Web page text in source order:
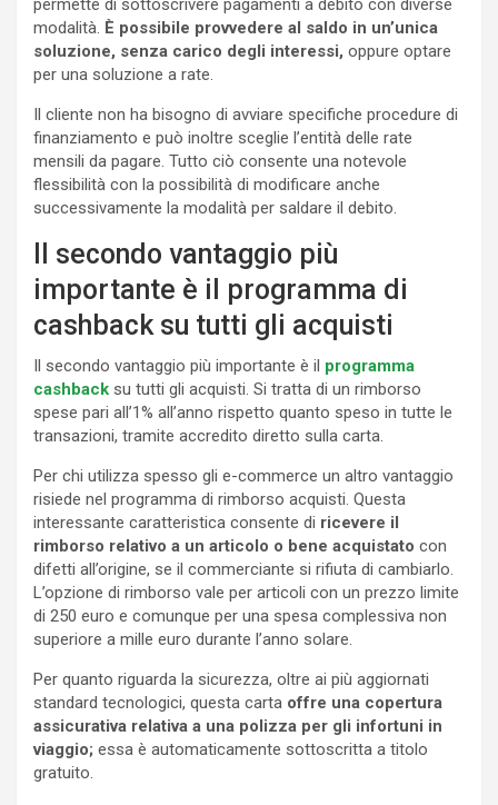
modalità. È possibile provvedere al saldo in un’unica
soluzione, senza carico degli interessi, oppure optare
per una soluzione a rate.
Il cliente non ha bisogno di avviare specifiche procedure di
finanziamento e può inoltre sceglie l’entità delle rate
mensili da pagare. Tutto ciò consente una notevole
flessibilità con la possibilità di modificare anche
successivamente la modalità per saldare il debito.
Il secondo vantaggio più
importante è il programma di
cashback su tutti gli acquisti
Il secondo vantaggio più importante è il programma
cashback su tutti gli acquisti. Si tratta di un rimborso
spese pari all’1% all’anno rispetto quanto speso in tutte le
transazioni, tramite accredito diretto sulla carta.
Per chi utilizza spesso gli e-commerce un altro vantaggio
risiede nel programma di rimborso acquisti. Questa
interessante caratteristica consente di ricevere il
rimborso relativo a un articolo o bene acquistato con
difetti all’origine, se il commerciante si rifiuta di cambiarlo.
L’opzione di rimborso vale per articoli con un prezzo limite
di 250 euro e comunque per una spesa complessiva non
superiore a mille euro durante l’anno solare.
Per quanto riguarda la sicurezza, oltre ai più aggiornati
standard tecnologici, questa carta offre una copertura
assicurativa relativa a una polizza per gli infortuni in
viaggio; essa è automaticamente sottoscritta a titolo
gratuito.